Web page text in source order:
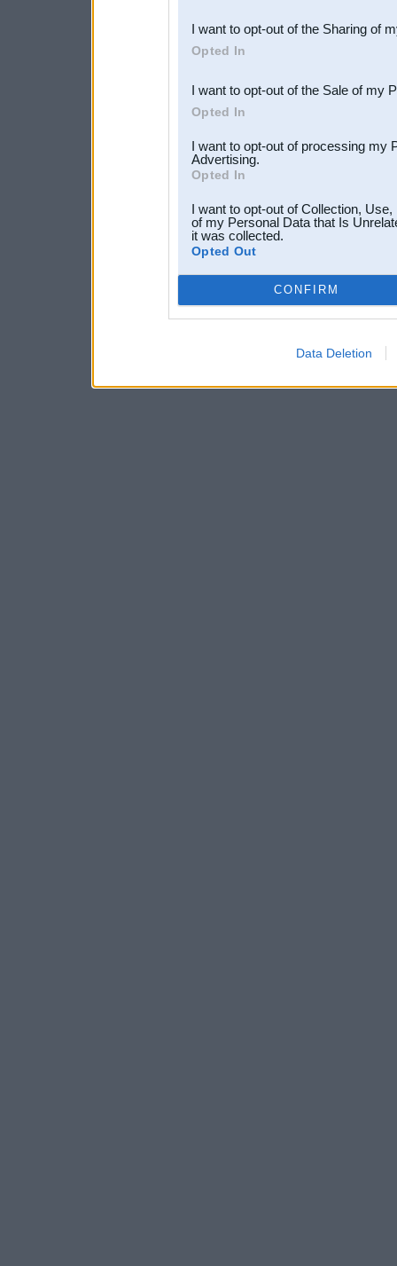
Downstream Participants
third parties.
I want to opt-out of the Sharing of
Opted In
I want to opt-out of the Sale of my
Opted In
I want to opt-out of processing my
Advertising.
Opted In
I want to opt-out of Collection,
of my Personal Data that Is
it was collected.
Opted Out
CONFIRM
Data Deletion